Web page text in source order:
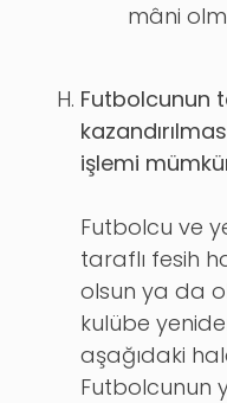
mâni
Futbolcunun
işlemi
Futbolcu ve
taraflı fesih
olsun ya da
kulübe
aşağıdaki
Futbolcunun